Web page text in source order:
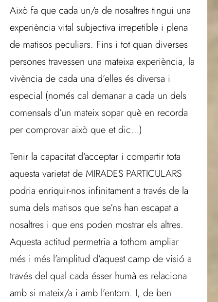
Això fa que cada un/a de nosaltres tingui una
experiència vital subjectiva irrepetible i plena
de matisos peculiars. Fins i tot quan diverses
persones travessen una mateixa experiència, la
vivència de cada una d’elles és diversa i
especial (només cal demanar a cada un dels
comensals d’un mateix sopar què en recorda
per comprovar això que et dic…)
Tenir la capacitat d’acceptar i compartir tota
aquesta varietat de MIRADES PARTICULARS
podria enriquir-nos infinitament a través de la
suma dels matisos que se’ns han escapat a
nosaltres i que ens poden mostrar els altres.
Aquesta actitud permetria a tothom ampliar
més i més l’amplitud d’aquest camp de visió a
través del qual cada ésser humà es relaciona
amb si mateix/a i amb l’entorn. I, de ben